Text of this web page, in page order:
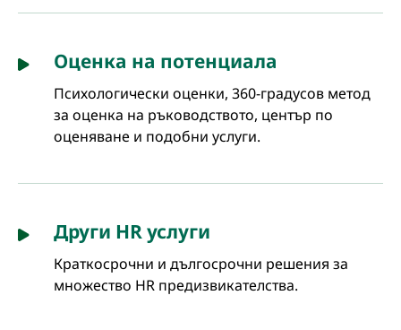
Оценка на потенциала
Психологически оценки, 360-градусов метод
за оценка на ръководството, център по
оценяване и подобни услуги.
Други HR услуги
Краткосрочни и дългосрочни решения за
множество HR предизвикателства.